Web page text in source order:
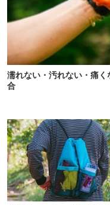
濡れない・汚れない・痛
合